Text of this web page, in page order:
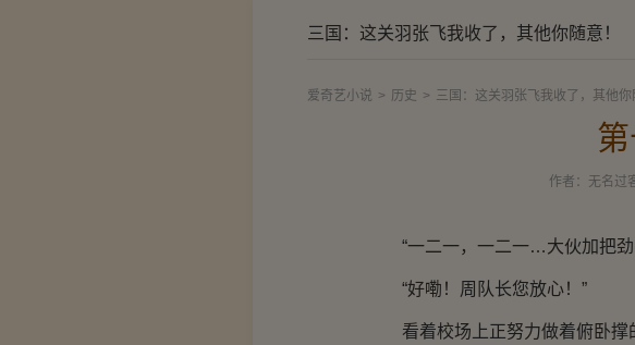
三国：这关羽张飞我收了，其他你随意！
爱奇艺小说 > 历史 > 三国：这关羽张飞我收了，其他你
作者： 无名过
“一二一，一二一…大伙加把劲
“好嘞！周队长您放心！”
看着校场上正努力做着俯卧撑